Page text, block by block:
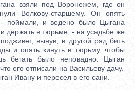
взяли под Воронежем, где он
Волкову-старшему. Он опять
поймали, и ведено было Цыгана
держать в тюрьме, - на усадьбе же
вынув, в другой ряд бить
и опять кинуть в тюрьму, чтобы
бегать было неповадно. Цыган
его отписали на Васильеву дачу.
Ивану и пересел в его сани.